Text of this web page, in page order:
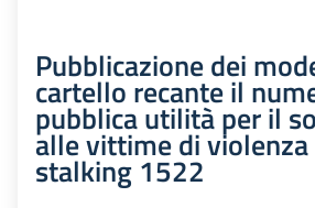
Pubblicazione dei
cartello recante il
pubblica utilità per il
alle vittime di violenza
stalking 1522